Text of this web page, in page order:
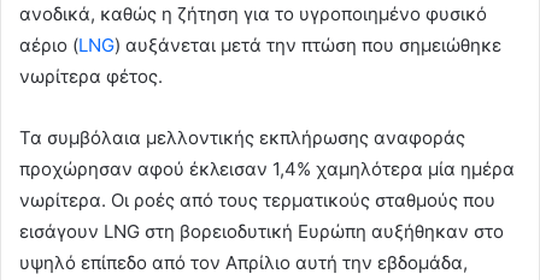
ανοδικά, καθώς η ζήτηση για το υγροποιημένο φυσικό
αέριο (LNG) αυξάνεται μετά την πτώση που σημειώθηκε
νωρίτερα φέτος.
Τα συμβόλαια μελλοντικής εκπλήρωσης αναφοράς
προχώρησαν αφού έκλεισαν 1,4% χαμηλότερα μία ημέρα
νωρίτερα. Οι ροές από τους τερματικούς σταθμούς που
εισάγουν LNG στη βορειοδυτική Ευρώπη αυξήθηκαν στο
υψηλό επίπεδο από τον Απρίλιο αυτή την εβδομάδα,